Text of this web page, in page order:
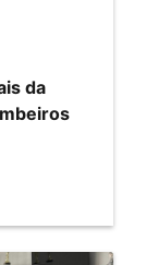
da